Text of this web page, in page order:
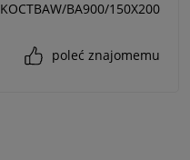
KOCTBAW/BA900/150X200
poleć znajomemu